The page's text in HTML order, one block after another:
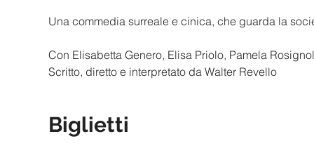
Una commedia surreale e cinica, che guarda la
Con Elisabetta Genero, Elisa Priolo, Pamela
Scritto, diretto e interpretato da Walter Revello
Biglietti